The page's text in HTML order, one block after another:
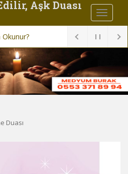
Aşk Duası
Duası